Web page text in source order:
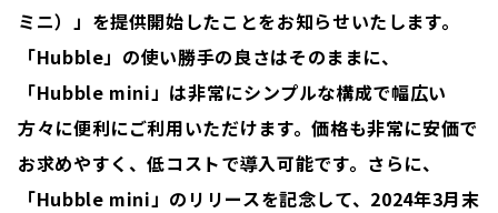
ミニ）」を提供開始したことをお知らせいたします。
「Hubble」の使い勝手の良さはそのままに、
「Hubble mini」は非常にシンプルな構成で幅広い
方々に便利にご利用いただけます。価格も非常に安価で
お求めやすく、低コストで導入可能です。さらに、
「Hubble mini」のリリースを記念して、2024年3月末